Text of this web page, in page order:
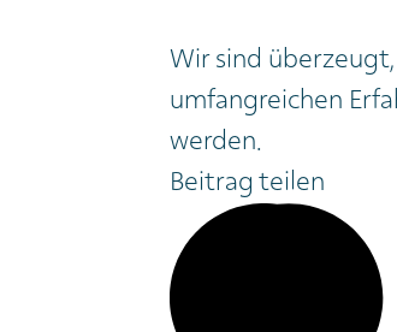
Wir sind überzeugt,
umfangreichen
werden.
Beitrag teilen